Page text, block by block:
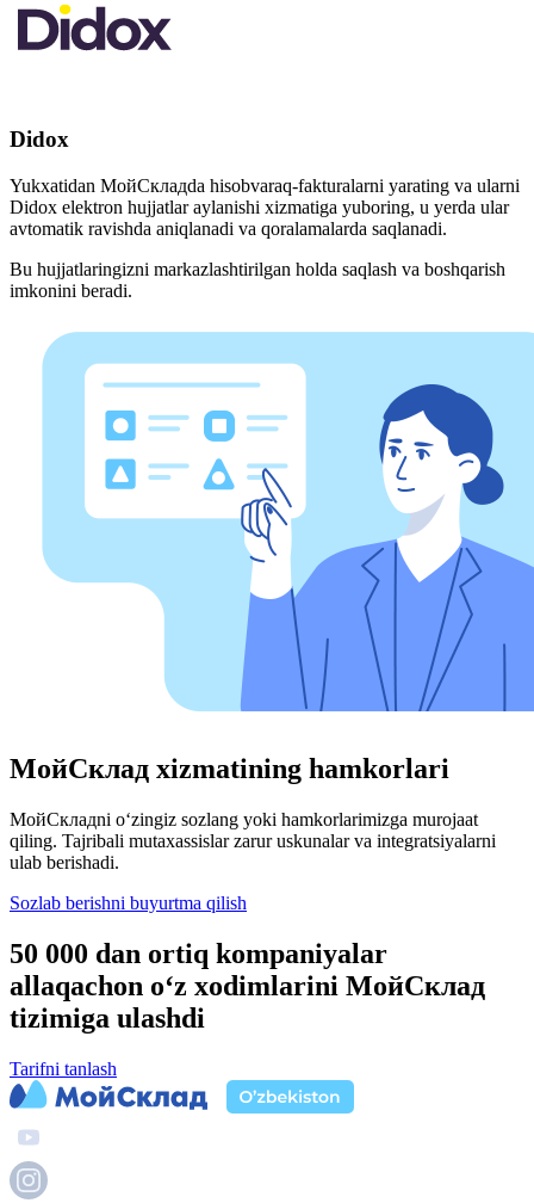
Didox
Yukxatidan МойСкладda hisobvaraq-fakturalarni yarating va ularni
Didox elektron hujjatlar aylanishi xizmatiga yuboring, u yerda ular
avtomatik ravishda aniqlanadi va qoralamalarda saqlanadi.
Bu hujjatlaringizni markazlashtirilgan holda saqlash va boshqarish
imkonini beradi.
МойСклад xizmatining hamkorlari
МойСкладni o‘zingiz sozlang yoki hamkorlarimizga murojaat
qiling. Tajribali mutaxassislar zarur uskunalar va integratsiyalarni
ulab berishadi.
Sozlab berishni buyurtma qilish
50 000 dan ortiq kompaniyalar
allaqachon o‘z xodimlarini МойСклад
tizimiga ulashdi
Tarifni tanlash